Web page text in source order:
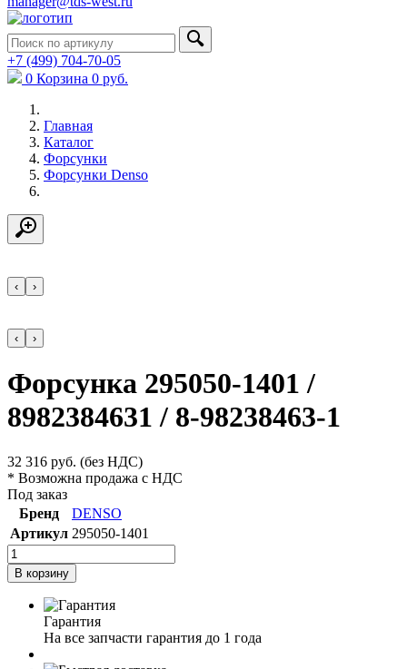
+7 (499) 704-70-05
0 Корзина 0 руб.
Главная
Каталог
Форсунки
Форсунки Denso
‹ ›
‹ ›
Форсунка 295050-1401 /
8982384631 / 8-98238463-1
32 316 руб. (без НДС)
* Возможна продажа с НДС
Под заказ
Бренд
DENSO
Артикул 295050-1401
В корзину
Гарантия
На все запчасти гарантия до 1 года